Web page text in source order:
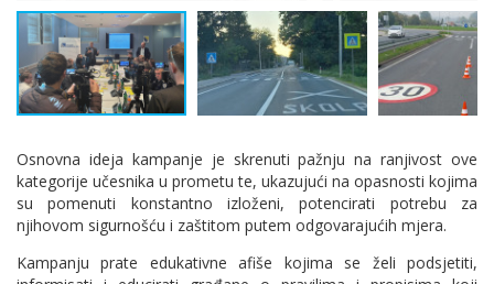
Osnovna ideja kampanje je skrenuti pažnju na ranjivost ove
kategorije učesnika u prometu te, ukazujući na opasnosti kojima
su pomenuti konstantno izloženi, potencirati potrebu za
njihovom sigurnošću i zaštitom putem odgovarajućih mjera.
Kampanju prate edukativne afiše kojima se želi podsjetiti,